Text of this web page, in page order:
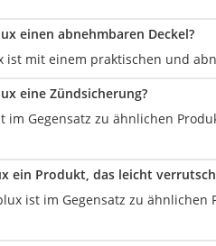
einen abnehmbaren Deckel?
ist mit einem praktischen und
eine Zündsicherung?
im Gegensatz zu ähnlichen
ein Produkt, das leicht
ist im Gegensatz zu